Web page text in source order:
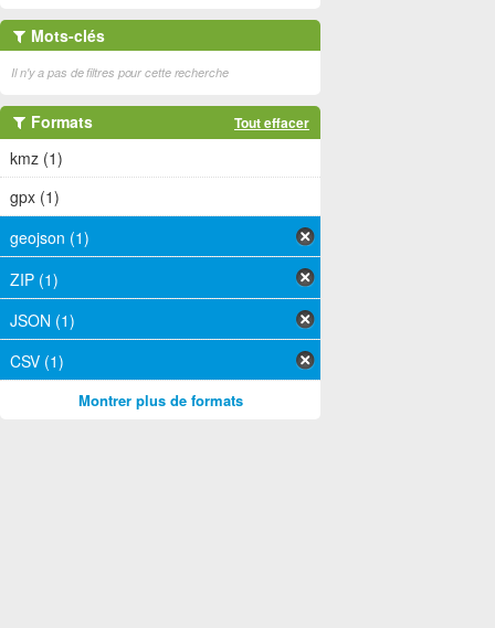
Mots-clés
Il n'y a pas de filtres pour cette recherche
Formats Tout effacer
kmz (1)
gpx (1)
geojson (1)
ZIP (1)
JSON (1)
CSV (1)
Montrer plus de formats